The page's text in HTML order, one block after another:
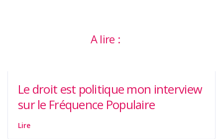
A lire :
Le droit est politique mon interview
sur le Fréquence Populaire
Lire